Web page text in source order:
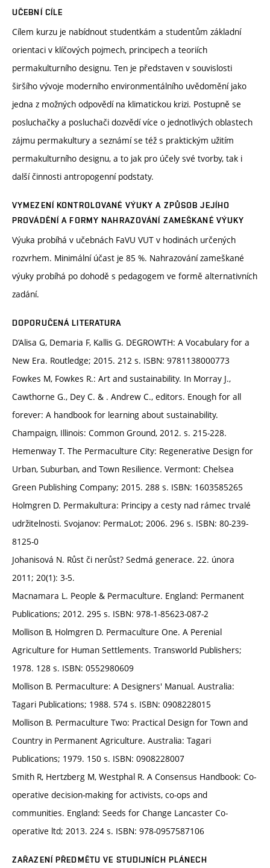
UČEBNÍ CÍLE
Cílem kurzu je nabídnout studentkám a studentům základní
orientaci v klíčových pojmech, principech a teoriích
permakulturního designu. Ten je představen v souvislosti
širšího vývoje moderního environmentálního uvědomění jako
jedna z možných odpovědí na klimatickou krizi. Postupně se
posluchačky a posluchači dozvědí více o jednotlivých oblastech
zájmu permakultury a seznámí se též s praktickým užitím
permakulturního designu, a to jak pro účely své tvorby, tak i
další činnosti antropogenní podstaty.
VYMEZENÍ KONTROLOVANÉ VÝUKY A ZPŮSOB JEJÍHO
PROVÁDĚNÍ A FORMY NAHRAZOVÁNÍ ZAMEŠKANÉ VÝUKY
Výuka probíhá v učebnách FaVU VUT v hodinách určených
rozvrhem. Minimální účast je 85 %. Nahrazování zameškané
výuky probíhá po dohodě s pedagogem ve formě alternativních
zadání.
DOPORUČENÁ LITERATURA
D’Alisa G, Demaria F, Kallis G. DEGROWTH: A Vocabulary for a
New Era. Routledge; 2015. 212 s. ISBN: 9781138000773
Fowkes M, Fowkes R.: Art and sustainability. In Morray J.,
Cawthorne G., Dey C. & . Andrew C., editors. Enough for all
forever: A handbook for learning about sustainability.
Champaign, Illinois: Common Ground, 2012. s. 215-228.
Hemenway T. The Permaculture City: Regenerative Design for
Urban, Suburban, and Town Resilience. Vermont: Chelsea
Green Publishing Company; 2015. 288 s. ISBN: 1603585265
Holmgren D. Permakultura: Principy a cesty nad rámec trvalé
udržitelnosti. Svojanov: PermaLot; 2006. 296 s. ISBN: 80-239-
8125-0
Johanisová N. Růst či nerůst? Sedmá generace. 22. února
2011; 20(1): 3-5.
Macnamara L. People & Permaculture. England: Permanent
Publications; 2012. 295 s. ISBN: 978-1-85623-087-2
Mollison B, Holmgren D. Permaculture One. A Perenial
Agriculture for Human Settlements. Transworld Publishers;
1978. 128 s. ISBN: 0552980609
Mollison B. Permaculture: A Designers' Manual. Australia:
Tagari Publications; 1988. 574 s. ISBN: 0908228015
Mollison B. Permaculture Two: Practical Design for Town and
Country in Permanent Agriculture. Australia: Tagari
Publications; 1979. 150 s. ISBN: 0908228007
Smith R, Hertzberg M, Westphal R. A Consensus Handbook: Co-
operative decision-making for activists, co-ops and
communities. England: Seeds for Change Lancaster Co-
operative ltd; 2013. 224 s. ISBN: 978-0957587106
ZAŘAZENÍ PŘEDMĚTU VE STUDIJNÍCH PLÁNECH